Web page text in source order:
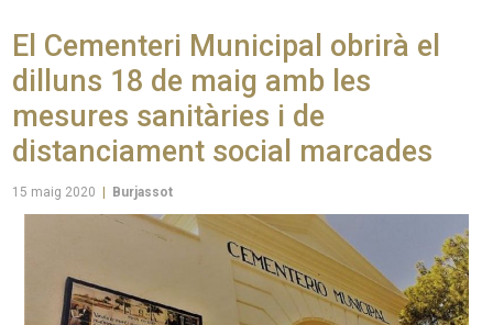
El Cementeri Municipal obrirà el
dilluns 18 de maig amb les
mesures sanitàries i de
distanciament social marcades
15 maig 2020 Burjassot